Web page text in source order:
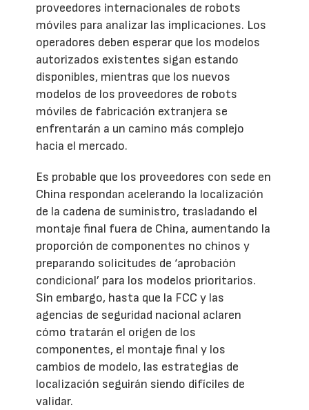
proveedores internacionales de robots
móviles para analizar las implicaciones. Los
operadores deben esperar que los modelos
autorizados existentes sigan estando
disponibles, mientras que los nuevos
modelos de los proveedores de robots
móviles de fabricación extranjera se
enfrentarán a un camino más complejo
hacia el mercado.
Es probable que los proveedores con sede en
China respondan acelerando la localización
de la cadena de suministro, trasladando el
montaje final fuera de China, aumentando la
proporción de componentes no chinos y
preparando solicitudes de ‘aprobación
condicional’ para los modelos prioritarios.
Sin embargo, hasta que la FCC y las
agencias de seguridad nacional aclaren
cómo tratarán el origen de los
componentes, el montaje final y los
cambios de modelo, las estrategias de
localización seguirán siendo difíciles de
validar.